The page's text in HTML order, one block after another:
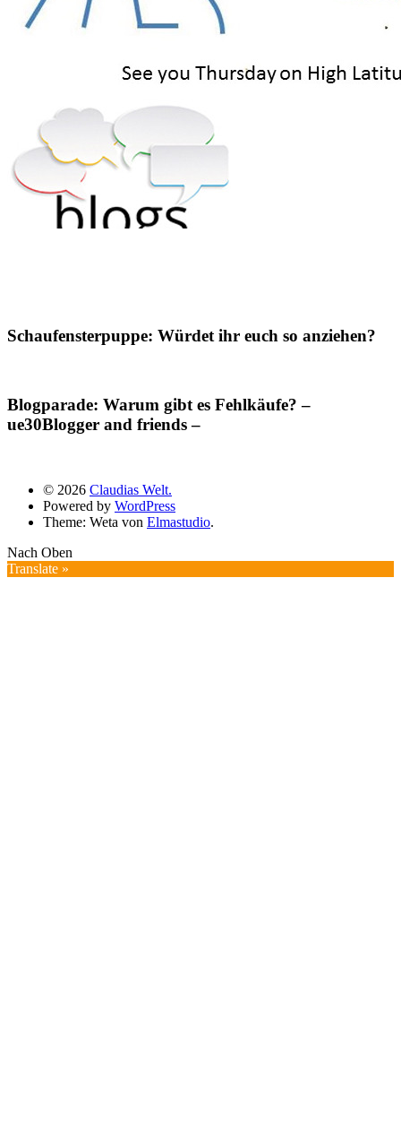
Schaufensterpuppe: Würdet ihr euch so anziehen?
Blogparade: Warum gibt es Fehlkäufe? –
ue30Blogger and friends –
© 2026 Claudias Welt.
Powered by WordPress
Theme: Weta von Elmastudio.
Nach Oben
Translate »